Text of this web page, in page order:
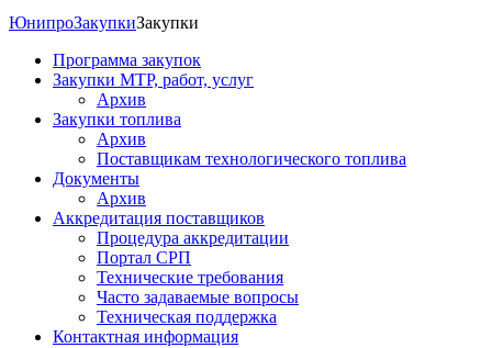
ЮнипроЗакупкиЗакупки
Программа закупок
Закупки МТР, работ, услуг
Архив
Закупки топлива
Архив
Поставщикам технологического топлива
Документы
Архив
Аккредитация поставщиков
Процедура аккредитации
Портал СРП
Технические требования
Часто задаваемые вопросы
Техническая поддержка
Контактная информация